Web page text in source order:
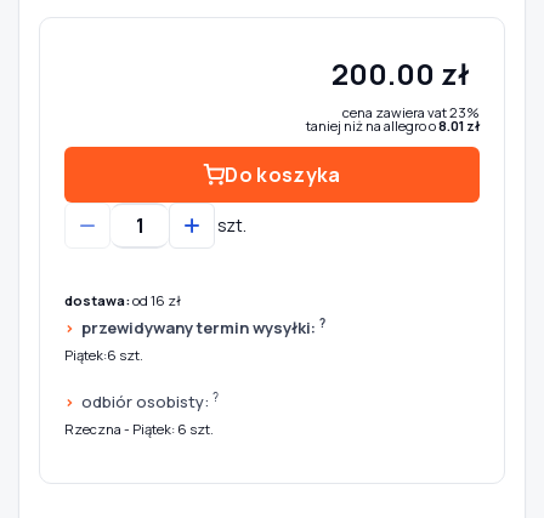
Anuluj
200.00 zł
cena zawiera vat 23%
taniej niż na allegro o8.01 zł
Do koszyka
szt.
dostawa:od 16 zł
przewidywany termin wysyłki: ?
Piątek:6 szt.
odbiór osobisty: ?
Rzeczna - Piątek: 6 szt.